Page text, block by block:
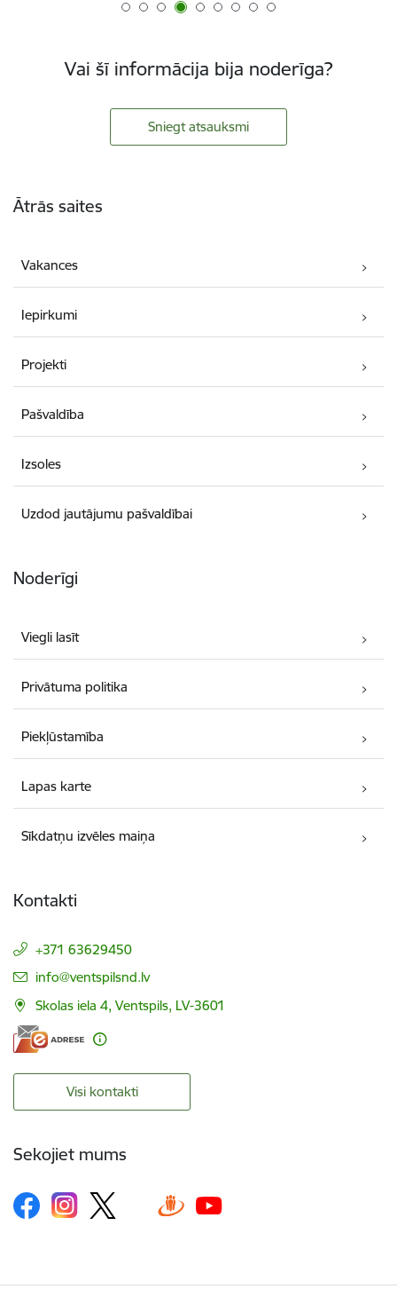
Vai šī informācija bija noderīga?
Sniegt atsauksmi
Ātrās saites
Vakances
Iepirkumi
Projekti
Pašvaldība
Izsoles
Uzdod jautājumu pašvaldībai
Noderīgi
Viegli lasīt
Privātuma politika
Piekļūstamība
Lapas karte
Sīkdatņu izvēles maiņa
Kontakti
+371 63629450
E-pasts:
info@ventspilsnd.lv
Skolas iela 4, Ventspils, LV-3601
Visi kontakti
Sekojiet mums